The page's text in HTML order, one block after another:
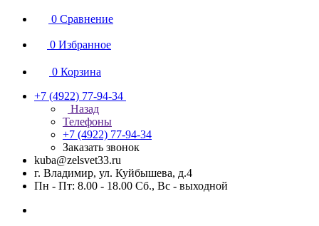
0 Сравнение
0 Избранное
0 Корзина
+7 (4922) 77-94-34
Назад
Телефоны
+7 (4922) 77-94-34
Заказать звонок
kuba@zelsvet33.ru
г. Владимир, ул. Куйбышева, д.4
Пн - Пт: 8.00 - 18.00 Сб., Вс - выходной